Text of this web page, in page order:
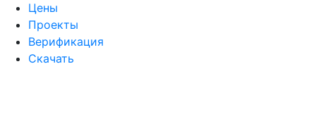
Цены
Проекты
Верификация
Скачать